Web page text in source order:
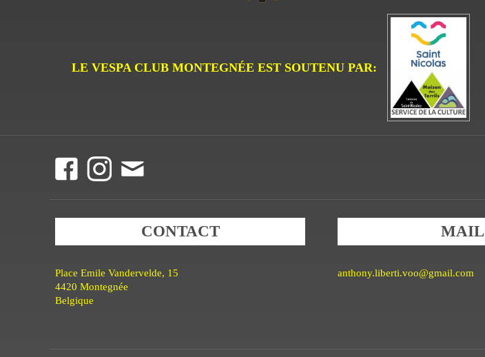
LE VESPA CLUB MONTEGNÉE EST SOUTENU PAR:
CONTACT
Place Emile Vandervelde, 15
4420 Montegnée
Belgique
MAIL
anthony.liberti.voo@gmail.com